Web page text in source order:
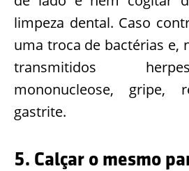
limpeza dental. Caso
uma troca de bactérias e,
transmitidos
mononucleose, gripe,
gastrite.
5. Calçar o mesmo